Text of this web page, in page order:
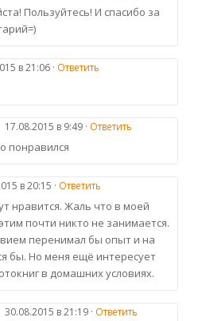
Пользуйтесь! И спасибо за
в 21:06 · Ответить
17.08.2015 в 9:49 · Ответить
понравился
в 20:15 · Ответить
нравится. Жаль что в моей
почти никто не занимается.
перенимал бы опыт и на
бы. Но меня ещё интересует
в домашних условиях.
30.08.2015 в 21:19 · Ответить